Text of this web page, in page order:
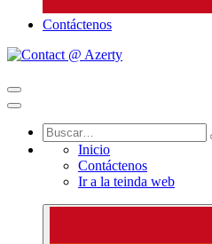
Contáctenos
Inicio
Contáctenos
Ir a la teinda web